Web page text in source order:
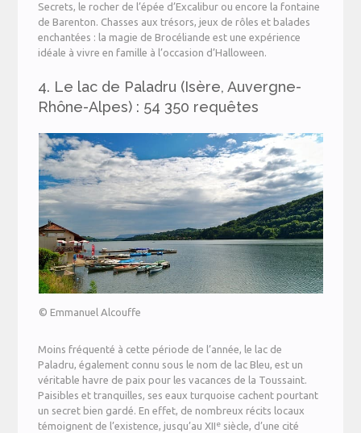
Secrets, le rocher de l’épée d’Excalibur ou encore la fontaine
de Barenton. Chasses aux trésors, jeux de rôles et balades
enchantées : la magie de Brocéliande est une expérience
idéale à vivre en famille à l’occasion d’Halloween.
4. Le lac de Paladru (Isère, Auvergne-
Rhône-Alpes) : 54 350 requêtes
© Emmanuel Alcouffe
Moins fréquenté à cette période de l’année, le lac de
Paladru, également connu sous le nom de lac Bleu, est un
véritable havre de paix pour les vacances de la Toussaint.
Paisibles et tranquilles, ses eaux turquoise cachent pourtant
un secret bien gardé. En effet, de nombreux récits locaux
témoignent de l’existence, jusqu’au XIIe siècle, d’une cité